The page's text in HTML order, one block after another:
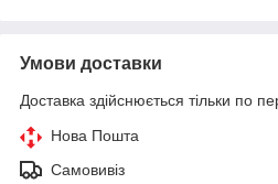
Умови доставки
Доставка здійснюється тільки по
Нова Пошта
Самовивіз